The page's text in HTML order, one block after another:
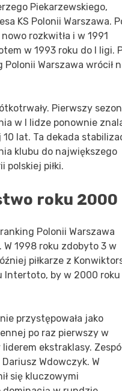
Piekarzewskiego,
KS Polonii Warszawa.
rozkwitła i w 1991
w 1993 roku do I ligi.
Warszawa wrócił
Pierwszy sezon
w I lidze ponownie
10 lat. Ta dekada
klubu do największego
polskiej piłki.
roku 2000
Polonii Warszawa
1998 roku zdobyto 3 w
piłkarze z
Intertoto, by w 2000 roku
przystępowała jako
po raz pierwszy w
ekstraklasy.
Wdowczyk. W
się kluczowymi